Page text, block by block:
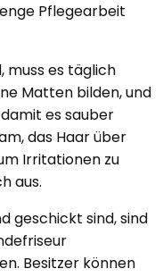
Pflegearbeit
muss es täglich
Matten bilden, und
es sauber
das Haar über
Irritationen zu
aus.
geschickt sind, sind
Besitzer können